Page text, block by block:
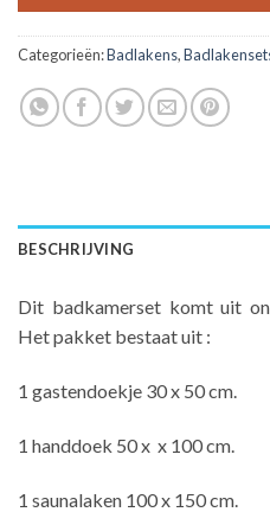
Categorieën:Badlakens,
BESCHRIJVING
Dit badkamerset komt uit
Het pakket bestaat uit :
1 gastendoekje 30 x 50 cm.
1 handdoek 50 x x 100 cm.
1 saunalaken 100 x 150 cm.